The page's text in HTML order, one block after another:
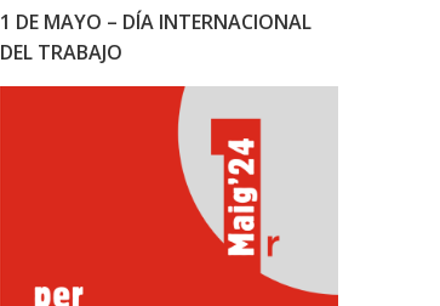
1 DE MAYO – DÍA INTERNACIONAL
DEL TRABAJO